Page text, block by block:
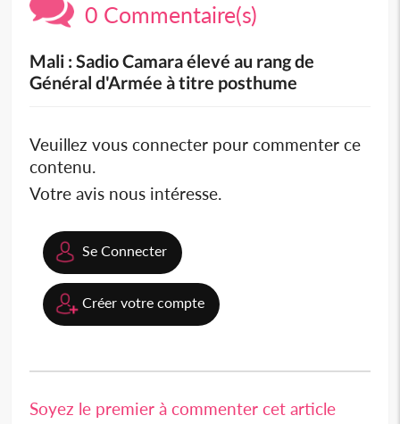
0 Commentaire(s)
Mali : Sadio Camara élevé au rang de
Général d'Armée à titre posthume
Veuillez vous connecter pour commenter ce
contenu.
Votre avis nous intéresse.
Se Connecter
Créer votre compte
Soyez le premier à commenter cet article